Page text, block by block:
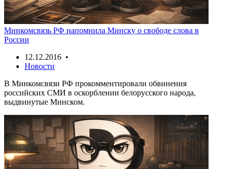
Минкомсвязь РФ напомнила Минску о свободе слова в
России
12.12.2016 •
Новости
В Минкомсвязи РФ прокомментировали обвинения
российских СМИ в оскорблении белорусского народа,
выдвинутые Минском.